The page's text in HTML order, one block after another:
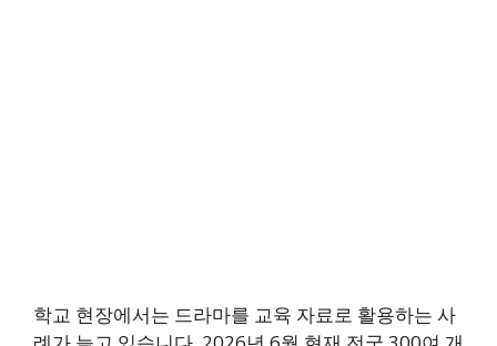
학교 현장에서는 드라마를 교육 자료로 활용하는 사